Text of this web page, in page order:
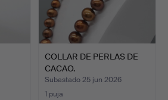
COLLAR DE PERLAS DE
CACAO.
Subastado 25 jun 2026
1 puja